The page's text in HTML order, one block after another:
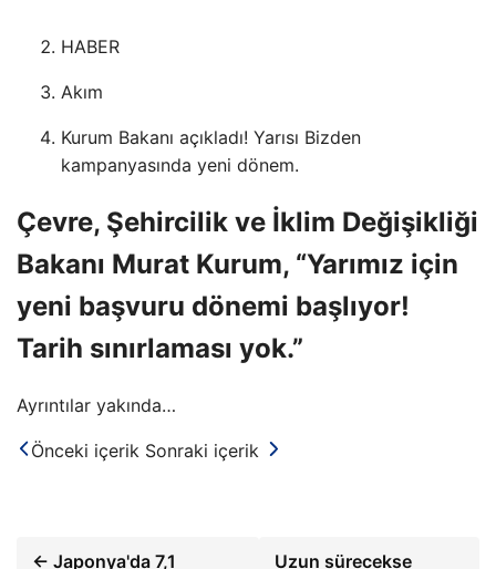
HABER
Akım
Kurum Bakanı açıkladı! Yarısı Bizden
kampanyasında yeni dönem.
Çevre, Şehircilik ve İklim Değişikliği
Bakanı Murat Kurum, “Yarımız için
yeni başvuru dönemi başlıyor!
Tarih sınırlaması yok.”
Ayrıntılar yakında…
Önceki içerik Sonraki içerik
← Japonya'da 7,1
Uzun sürecekse